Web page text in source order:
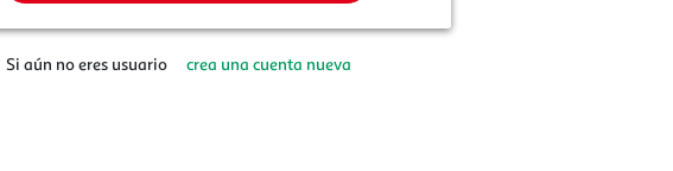
Si aún no eres usuario crea una cuenta nueva